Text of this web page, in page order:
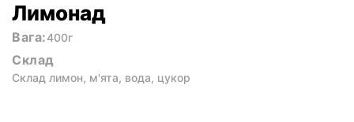
Лимонад
Вага:400г
Склад
Склад лимон, м'ята, вода, цукор